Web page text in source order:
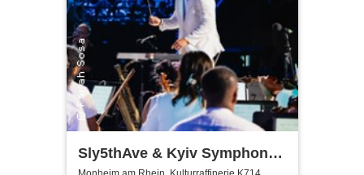
Sly5thAve & Kyiv Symphony